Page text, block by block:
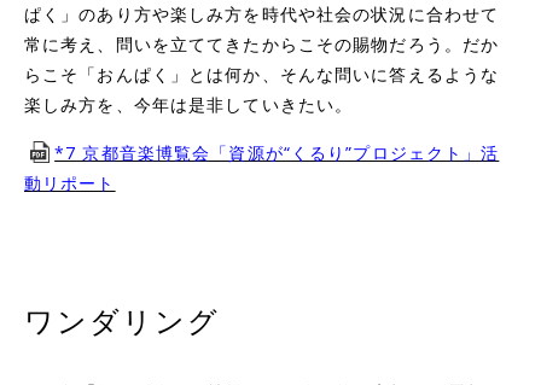
ぱく」のあり方や楽しみ方を時代や社会の状況に合わせて
常に考え、問いを立ててきたからこその賜物だろう。だか
らこそ「おんぱく」とは何か、そんな問いに答えるような
楽しみ方を、今年は是非していきたい。
*7 京都音楽博覧会「資源が“くるり”プロジェクト」活
動リポート
ワンダリング